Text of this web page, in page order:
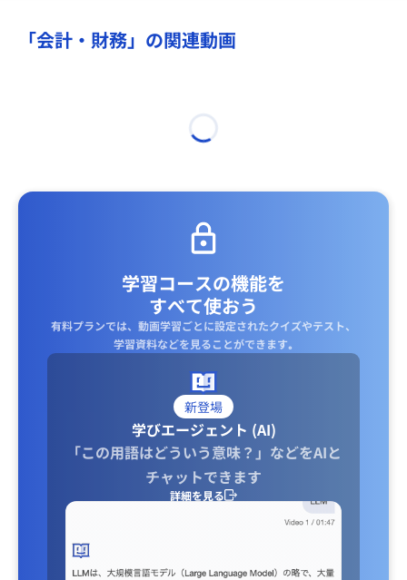
「会計・財務」の関連動画
学習コースの機能を
すべて使おう
有料プランでは、動画学習ごとに設定されたクイズやテスト、
学習資料などを見ることができます｡
新登場
学びエージェント (AI)
「この用語はどういう意味？」などをAIと
チャットできます
詳細を見る